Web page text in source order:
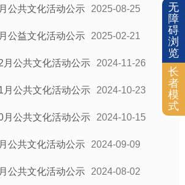
无
障
碍
浏
览
长
者
模
式
公共文化活动公示 2025-08-25
公益文化活动公示 2025-02-21
月公共文化活动公示 2024-11-26
月公共文化活动公示 2024-10-23
月公共文化活动公示 2024-10-15
公共文化活动公示 2024-09-09
公共文化活动公示 2024-08-02